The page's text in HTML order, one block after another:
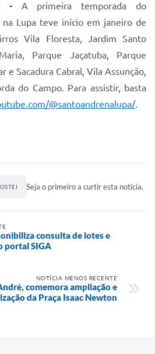
-A primeira temporada do
Lupa teve início em janeiro de
Vila Floresta, Jardim Santo
Parque Jaçatuba, Parque
e Sacadura Cabral, Vila Assunção,
do Campo. Para assistir, basta
@santoandrenalupa/.
Seja o primeiro a curtir esta notícia.
consulta de lotes e
portal SIGA
NOTÍCIA MENOS RECENTE
comemora ampliação e
da Praça Isaac Newton